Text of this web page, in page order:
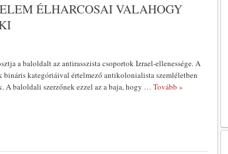
ÉLHARCOSAI VALAHOGY
a baloldalt az antirasszista csoportok Izrael-ellenessége. A
bináris kategóriáival értelmező antikolonialista szemléletben
A baloldali szerzőnek ezzel az a baja, hogy … Tovább »